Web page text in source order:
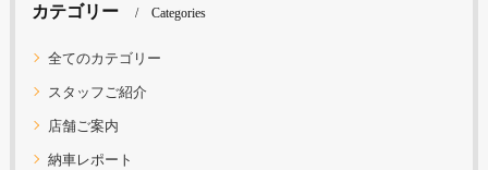
カテゴリー Categories
全てのカテゴリー
スタッフご紹介
店舗ご案内
納車レポート